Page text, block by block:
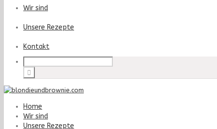
Wir sind
Unsere Rezepte
Kontakt
Home
Wir sind
Unsere Rezepte